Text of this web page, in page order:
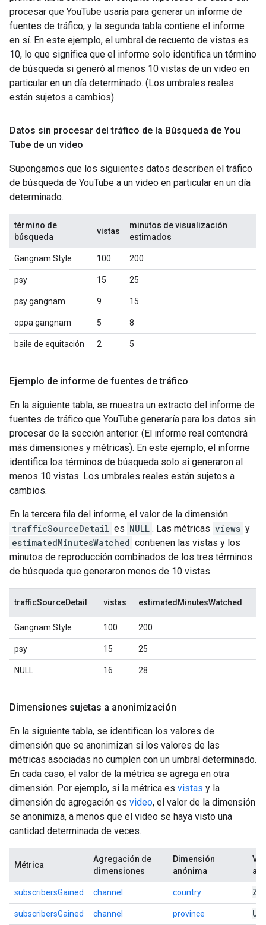
procesar que YouTube usaría para generar un informe de
fuentes de tráfico, y la segunda tabla contiene el informe
en sí. En este ejemplo, el umbral de recuento de vistas es
10, lo que significa que el informe solo identifica un término
de búsqueda si generó al menos 10 vistas de un video en
particular en un día determinado. (Los umbrales reales
están sujetos a cambios).
Datos sin procesar del tráfico de la Búsqueda de You
Tube de un video
Supongamos que los siguientes datos describen el tráfico
de búsqueda de YouTube a un video en particular en un día
determinado.
término de
búsqueda
vistas
minutos de visualización
estimados
Gangnam Style 100 200
psy 15 25
psy gangnam 9 15
oppa gangnam 5 8
baile de equitación 2 5
Ejemplo de informe de fuentes de tráfico
En la siguiente tabla, se muestra un extracto del informe de
fuentes de tráfico que YouTube generaría para los datos sin
procesar de la sección anterior. (El informe real contendrá
más dimensiones y métricas). En este ejemplo, el informe
identifica los términos de búsqueda solo si generaron al
menos 10 vistas. Los umbrales reales están sujetos a
cambios.
En la tercera fila del informe, el valor de la dimensión
trafficSourceDetail es NULL . Las métricas views y
estimatedMinutesWatched contienen las vistas y los
minutos de reproducción combinados de los tres términos
de búsqueda que generaron menos de 10 vistas.
trafficSourceDetail vistas estimatedMinutesWatched
Gangnam Style 100 200
psy 15 25
NULL 16 28
Dimensiones sujetas a anonimización
En la siguiente tabla, se identifican los valores de
dimensión que se anonimizan si los valores de las
métricas asociadas no cumplen con un umbral determinado.
En cada caso, el valor de la métrica se agrega en otra
dimensión. Por ejemplo, si la métrica es vistas y la
dimensión de agregación es video, el valor de la dimensión
se anonimiza, a menos que el video se haya visto una
cantidad determinada de veces.
Métrica
Agregación de
dimensiones
Dimensión
anónima
subscribersGained channel country ZZ
subscribersGained channel province